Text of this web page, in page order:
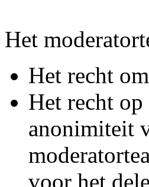
Het
Het recht
Het recht
anonimiteit
voor het